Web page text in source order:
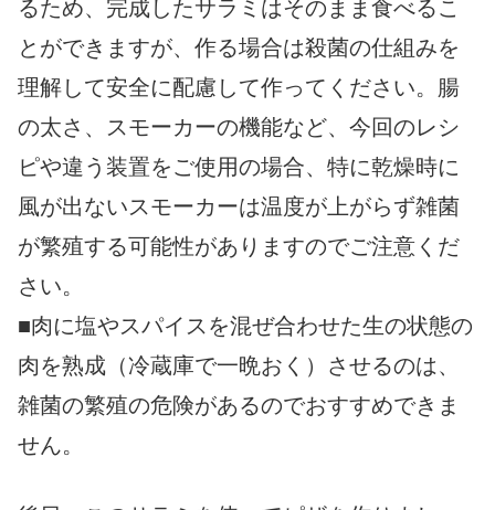
るため、完成したサラミはそのまま食べるこ
とができますが、作る場合は殺菌の仕組みを
理解して安全に配慮して作ってください。腸
の太さ、スモーカーの機能など、今回のレシ
ピや違う装置をご使用の場合、特に乾燥時に
風が出ないスモーカーは温度が上がらず雑菌
が繁殖する可能性がありますのでご注意くだ
さい。
■肉に塩やスパイスを混ぜ合わせた生の状態の
肉を熟成（冷蔵庫で一晩おく）させるのは、
雑菌の繁殖の危険があるのでおすすめできま
せん。